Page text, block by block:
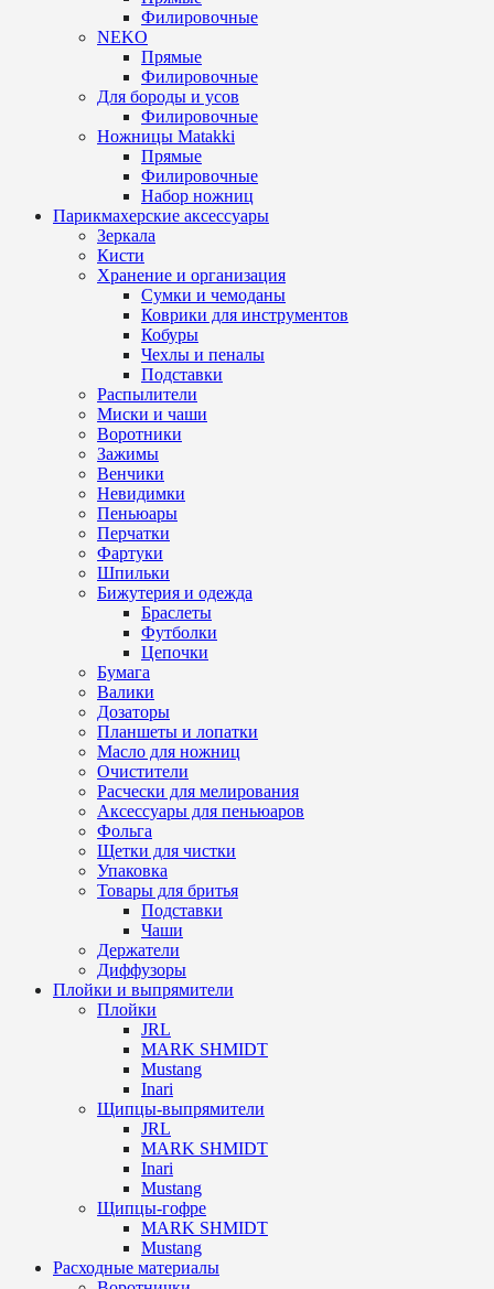
Филировочные
NEKO
Прямые
Филировочные
Для бороды и усов
Филировочные
Ножницы Matakki
Прямые
Филировочные
Набор ножниц
Парикмахерские аксессуары
Зеркала
Кисти
Хранение и организация
Сумки и чемоданы
Коврики для инструментов
Кобуры
Чехлы и пеналы
Подставки
Распылители
Миски и чаши
Воротники
Зажимы
Венчики
Невидимки
Пеньюары
Перчатки
Фартуки
Шпильки
Бижутерия и одежда
Браслеты
Футболки
Цепочки
Бумага
Валики
Дозаторы
Планшеты и лопатки
Масло для ножниц
Очистители
Расчески для мелирования
Аксессуары для пеньюаров
Фольга
Щетки для чистки
Упаковка
Товары для бритья
Подставки
Чаши
Держатели
Диффузоры
Плойки и выпрямители
Плойки
JRL
MARK SHMIDT
Mustang
Inari
Щипцы-выпрямители
JRL
MARK SHMIDT
Inari
Mustang
Щипцы-гофре
MARK SHMIDT
Mustang
Расходные материалы